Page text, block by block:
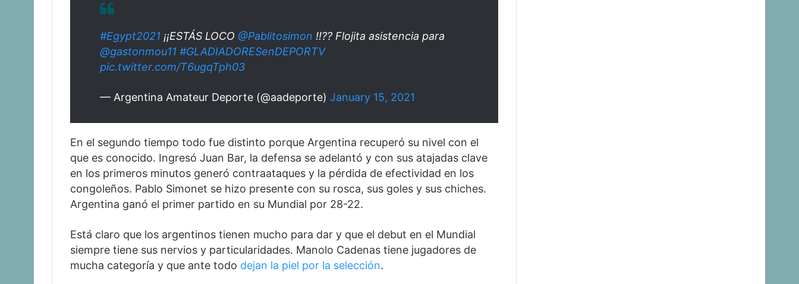
#Egypt2021 ¡¡ESTÁS LOCO @Pablitosimon !!?? Flojita asistencia para
@gastonmou11 #GLADIADORESenDEPORTV
pic.twitter.com/T6ugqTph03
— Argentina Amateur Deporte (@aadeporte) January 15, 2021
En el segundo tiempo todo fue distinto porque Argentina recuperó su nivel con el
que es conocido. Ingresó Juan Bar, la defensa se adelantó y con sus atajadas clave
en los primeros minutos generó contraataques y la pérdida de efectividad en los
congoleños. Pablo Simonet se hizo presente con su rosca, sus goles y sus chiches.
Argentina ganó el primer partido en su Mundial por 28-22.
Está claro que los argentinos tienen mucho para dar y que el debut en el Mundial
siempre tiene sus nervios y particularidades. Manolo Cadenas tiene jugadores de
mucha categoría y que ante todo dejan la piel por la selección.